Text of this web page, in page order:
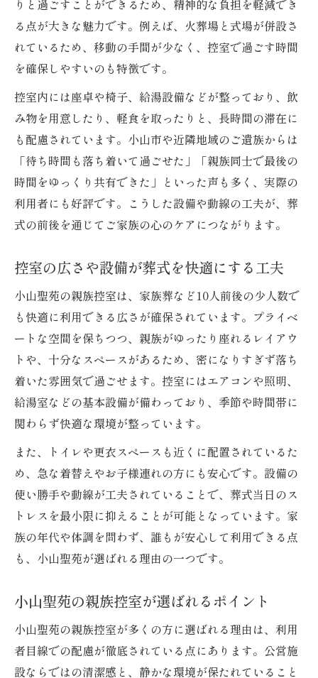
りと過ごすことができるため、精神的な負担を軽減でき
る点が大きな魅力です。例えば、火葬場と式場が併設さ
れているため、移動の手間が少なく、控室で過ごす時間
を確保しやすいのも特徴です。
控室内には座卓や椅子、給湯設備などが整っており、飲
み物を用意したり、軽食を取ったりと、長時間の滞在に
も配慮されています。小山市や近隣地域のご遺族からは
「待ち時間も落ち着いて過ごせた」「親族同士で最後の
時間をゆっくり共有できた」といった声も多く、実際の
利用者にも好評です。こうした設備や動線の工夫が、葬
式の前後を通じてご家族の心のケアにつながります。
控室の広さや設備が葬式を快適にする工夫
小山聖苑の親族控室は、家族葬など10人前後の少人数で
も快適に利用できる広さが確保されています。プライベ
ートな空間を保ちつつ、親族がゆったり座れるレイアウ
トや、十分なスペースがあるため、密になりすぎず落ち
着いた雰囲気で過ごせます。控室にはエアコンや照明、
給湯室などの基本設備が備わっており、季節や時間帯に
関わらず快適な環境が整っています。
また、トイレや更衣スペースも近くに配置されているた
め、急な着替えやお子様連れの方にも安心です。設備の
使い勝手や動線が工夫されていることで、葬式当日のス
トレスを最小限に抑えることが可能となっています。家
族の年代や体調を問わず、誰もが安心して利用できる点
も、小山聖苑が選ばれる理由の一つです。
小山聖苑の親族控室が選ばれるポイント
小山聖苑の親族控室が多くの方に選ばれる理由は、利用
者目線での配慮が徹底されている点にあります。公営施
設ならではの清潔感と、静かな環境が保たれていること